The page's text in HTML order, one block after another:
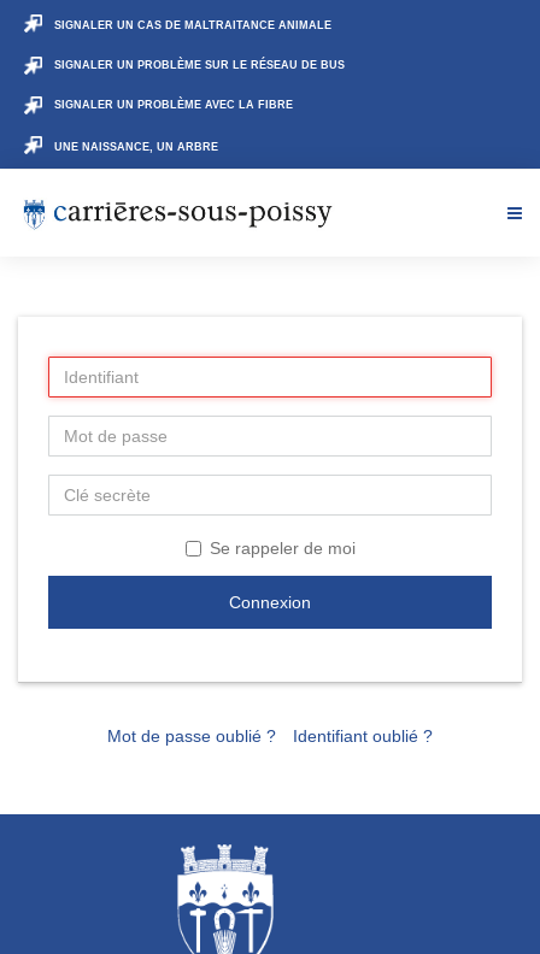
SIGNALER UN CAS DE MALTRAITANCE ANIMALE
SIGNALER UN PROBLÈME SUR LE RÉSEAU DE BUS
SIGNALER UN PROBLÈME AVEC LA FIBRE
UNE NAISSANCE, UN ARBRE
Se rappeler de moi
Connexion
Mot de passe oublié ? Identifiant oublié ?